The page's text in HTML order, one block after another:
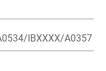
IBXXXX/A0357